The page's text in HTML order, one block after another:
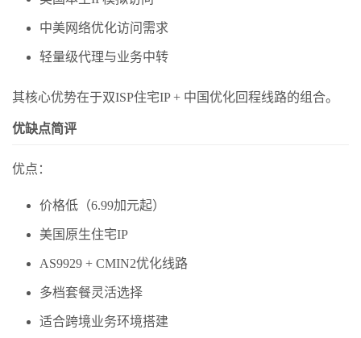
中美网络优化访问需求
轻量级代理与业务中转
其核心优势在于双ISP住宅IP + 中国优化回程线路的组合。
优缺点简评
优点：
价格低（6.99加元起）
美国原生住宅IP
AS9929 + CMIN2优化线路
多档套餐灵活选择
适合跨境业务环境搭建